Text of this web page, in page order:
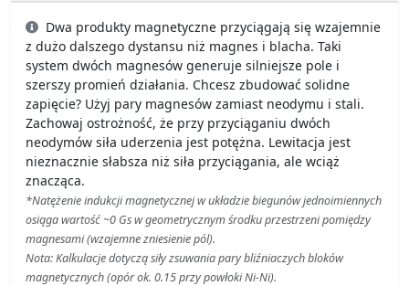
Dwa produkty magnetyczne przyciągają się wzajemnie
z dużo dalszego dystansu niż magnes i blacha. Taki
system dwóch magnesów generuje silniejsze pole i
szerszy promień działania. Chcesz zbudować solidne
zapięcie? Użyj pary magnesów zamiast neodymu i stali.
Zachowaj ostrożność, że przy przyciąganiu dwóch
neodymów siła uderzenia jest potężna. Lewitacja jest
nieznacznie słabsza niż siła przyciągania, ale wciąż
znacząca.
*Natężenie indukcji magnetycznej w układzie biegunów jednoimiennych
osiąga wartość ~0 Gs w geometrycznym środku przestrzeni pomiędzy
magnesami (wzajemne zniesienie pól).
Nota: Kalkulacje dotyczą siły zsuwania pary bliźniaczych bloków
magnetycznych (opór ok. 0.15 przy powłoki Ni-Ni).